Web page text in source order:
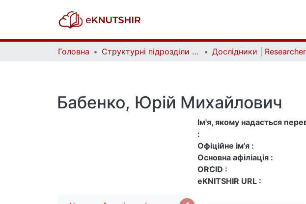
Головна Структурні підрозділи Київського національного університету імені Тараса Шевченка та Організації | Faculties, Institutes and Departments of Taras Shevchenko National University of Kyiv and Organizations Дослідники |
Бабенко, Юрій Михайлович
Ім'я, якому надається
:
Офіційне ім’я :
Основна афіліація :
ORCID :
eKNITSHIR URL :